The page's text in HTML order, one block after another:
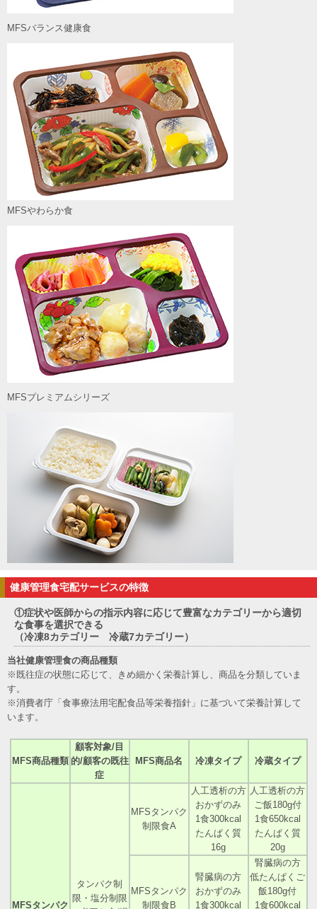
MFSバランス健康食
MFSやわらか食
MFSプレミアムシリーズ
健康管理食宅配サービスの特徴
①症状や医師からの指示内容に応じて豊富なカテゴリーから適切
な食事を選択できる
（冷凍8カテゴリー 冷蔵7カテゴリー）
当社健康管理食の商品種類
※既往症の状態に応じて、きめ細かく栄養計算し、商品を分類していま
す。
※消費者庁「食事療法用宅配食品等栄養指針」に基づいて栄養計算して
います。
MFS商品種類
顧客対象/目
的/顧客の既往
症
MFS商品名 冷凍タイプ 冷蔵タイプ
MFSタンパク
タンパク制
限・塩分制限
MFSタンパク
制限食A
人工透析の方
おかずのみ
1食300kcal
たんぱく質
16g
人工透析の方
ご飯180g付
1食650kcal
たんぱく質
20g
MFSタンパク
制限食B
腎臓病の方
おかずのみ
1食300kcal
腎臓病の方
低たんぱくご
飯180g付
1食600kcal